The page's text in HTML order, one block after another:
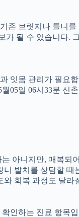
존 브릿지나 틀니
될 수 있습니다
잇몸 관리가 필
05일 06시33분
아니지만, 매복
발치를 상담할
회복 과정도 달라
인하는 진료 항